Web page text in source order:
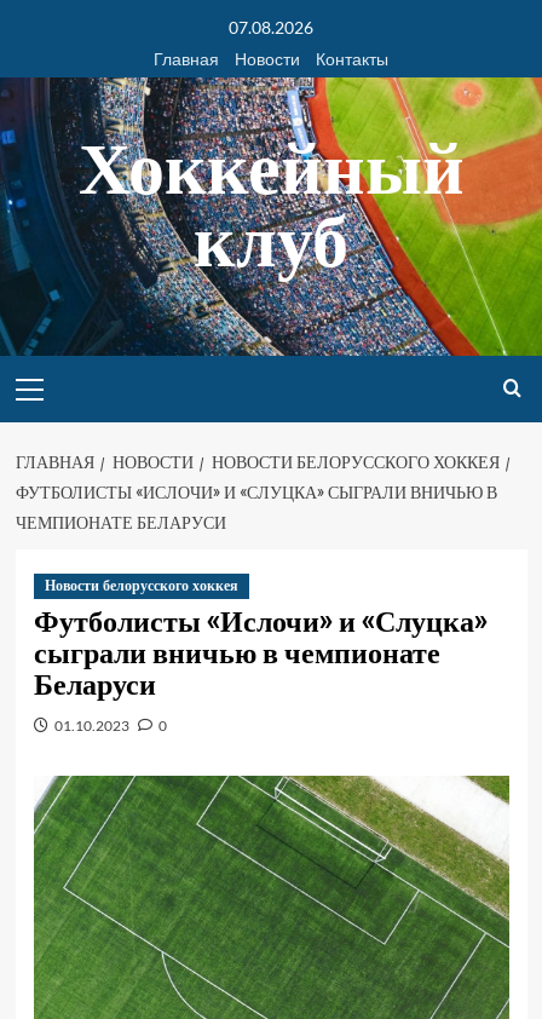
07.08.2026
Главная
Новости Контакты
Хоккейный
клуб
ГЛАВНАЯ НОВОСТИ
НОВОСТИ БЕЛОРУССКОГО ХОККЕЯ
ФУТБОЛИСТЫ «ИСЛОЧИ» И «СЛУЦКА» СЫГРАЛИ ВНИЧЬЮ В
ЧЕМПИОНАТЕ БЕЛАРУСИ
Новости белорусского хоккея
Футболисты «Ислочи» и «Слуцка»
сыграли вничью в чемпионате
Беларуси
01.10.2023 0